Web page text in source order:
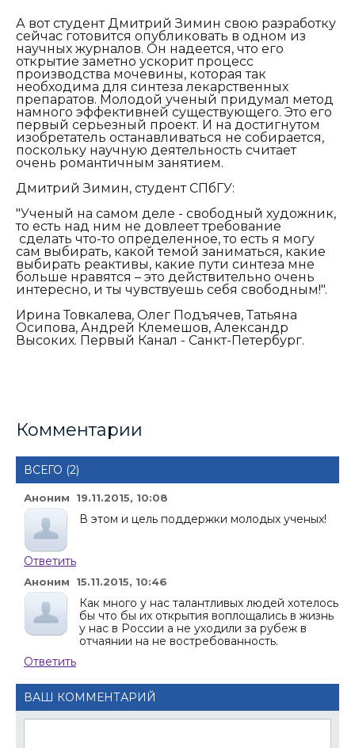
А вот студент Дмитрий Зимин свою разработку
сейчас готовится опубликовать в одном из
научных журналов. Он надеется, что его
открытие заметно ускорит процесс
производства мочевины, которая так
необходима для синтеза лекарственных
препаратов. Молодой ученый придумал метод
намного эффективней существующего. Это его
первый серьезный проект. И на достигнутом
изобретатель останавливаться не собирается,
поскольку научную деятельность считает
очень романтичным занятием.
Дмитрий Зимин, студент СПбГУ:
"Ученый на самом деле - свободный художник,
то есть над ним не довлеет требование
сделать что-то определенное, то есть я могу
сам выбирать, какой темой заниматься, какие
выбирать реактивы, какие пути синтеза мне
больше нравятся – это действительно очень
интересно, и ты чувствуешь себя свободным!".
Ирина Товкалева, Олег Подъячев, Татьяна
Осипова, Андрей Клемешов, Александр
Высоких. Первый Канал - Санкт-Петербург.
Комментарии
ВСЕГО (2)
Аноним 19.11.2015, 10:08
В этом и цель поддержки молодых ученых!
Ответить
Аноним 15.11.2015, 10:46
Как много у нас талантливых людей хотелось
бы что бы их открытия воплощались в жизнь
у нас в России а не уходили за рубеж в
отчаянии на не востребованность.
Ответить
ВАШ КОММЕНТАРИЙ